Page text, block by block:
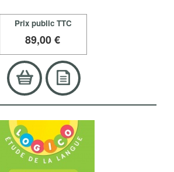
Prix public TTC
89,00 €